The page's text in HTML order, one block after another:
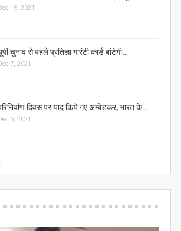
15, 2021
चुनाव से पहले प्रतिज्ञा गारंटी कार्ड बांटेगी…
7, 2021
दिवस पर याद किये गए अम्बेडकर, भारत के…
6, 2021